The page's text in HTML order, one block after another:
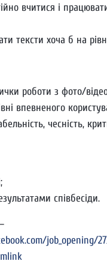
вчитися і
тексти хоча б на
роботи з фото/
впевненого
чесність,
співбесіди.
job_opening/